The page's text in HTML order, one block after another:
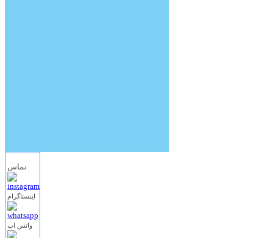
تماس
اینستاگرام
واتس اپ